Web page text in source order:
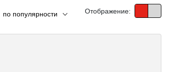
по популярности Отображение: